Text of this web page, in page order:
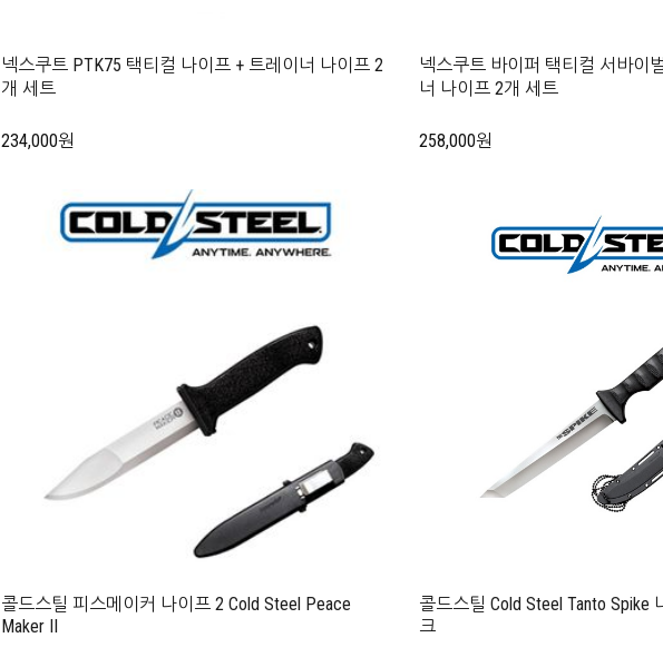
넥스쿠트 PTK75 택티컬 나이프 + 트레이너 나이프 2
개 세트
234,000원
넥스쿠트 바이퍼 택티컬 서바이
너 나이프 2개 세트
258,000원
콜드스틸 피스메이커 나이프 2 Cold Steel Peace
Maker II
콜드스틸 Cold Steel Tanto Spike
크